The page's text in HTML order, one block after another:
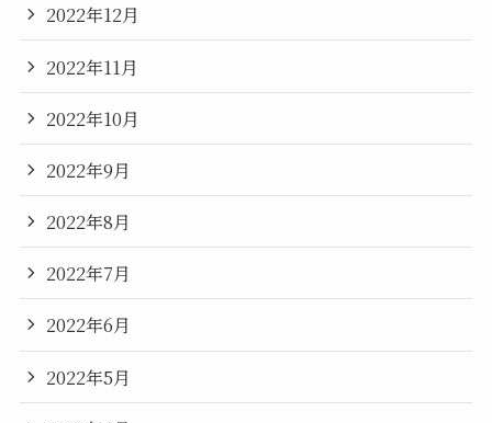
2022年12月
2022年11月
2022年10月
2022年9月
2022年8月
2022年7月
2022年6月
2022年5月